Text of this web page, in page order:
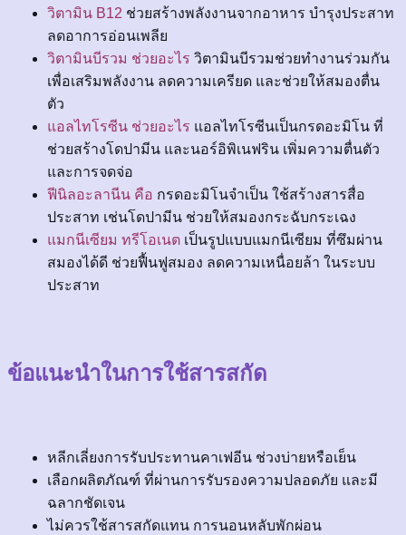
วิตามิน B12 ช่วยสร้างพลังงานจากอาหาร บำรุงประสาท
ลดอาการอ่อนเพลีย
วิตามินบีรวม ช่วยอะไร วิตามินบีรวมช่วยทำงานร่วมกัน
เพื่อเสริมพลังงาน ลดความเครียด และช่วยให้สมองตื่น
ตัว
แอลไทโรซีน ช่วยอะไร แอลไทโรซีนเป็นกรดอะมิโน ที่
ช่วยสร้างโดปามีน และนอร์อิพิเนฟริน เพิ่มความตื่นตัว
และการจดจ่อ
ฟีนิลอะลานีน คือ กรดอะมิโนจำเป็น ใช้สร้างสารสื่อ
ประสาท เช่นโดปามีน ช่วยให้สมองกระฉับกระเฉง
แมกนีเซียม ทรีโอเนต เป็นรูปแบบแมกนีเซียม ที่ซึมผ่าน
สมองได้ดี ช่วยฟื้นฟูสมอง ลดความเหนื่อยล้า ในระบบ
ประสาท
ข้อแนะนำในการใช้สารสกัด
หลีกเลี่ยงการรับประทานคาเฟอีน ช่วงบ่ายหรือเย็น
เลือกผลิตภัณฑ์ ที่ผ่านการรับรองความปลอดภัย และมี
ฉลากชัดเจน
ไม่ควรใช้สารสกัดแทน การนอนหลับพักผ่อน